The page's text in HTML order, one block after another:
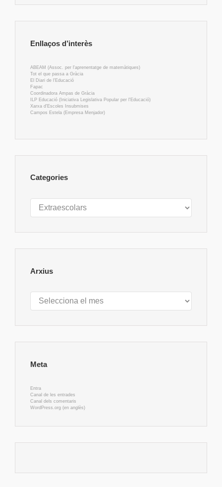
Enllaços d’interès
ABEAM (Assoc. per l'aprenentatge de matemàtiques)
Tot el que passa a Gràcia
El Diari de l'Educació
Fapac
Coordinadora Ampas de Gràcia
ILP Educació (Iniciativa Legislativa Popular per l'Educació)
Xarxa d'Escoles Insubmises
Campos Estela (Empresa Menjador)
Categories
Categories
Arxius
Arxius
Meta
Entra
Canal de les entrades
Canal dels comentaris
WordPress.org (en anglès)